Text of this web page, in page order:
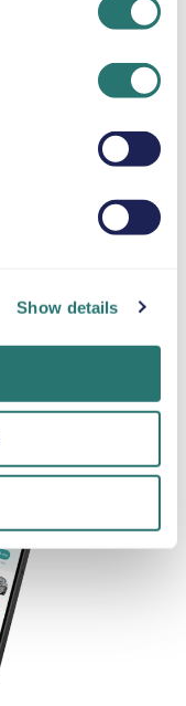
Show details
Upload dine
dokumenter